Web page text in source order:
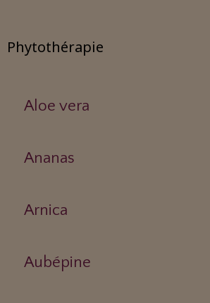
Phytothérapie
Aloe vera
Ananas
Arnica
Aubépine